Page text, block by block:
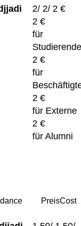
2/ 2/ 2 €
2 €
für
Studierende
2 €
für
2 €
für Externe
2 €
für Alumni
PreisCost